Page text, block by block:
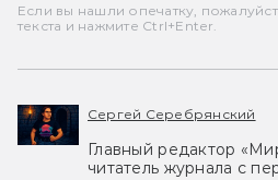
Если вы нашли опечатку,
текста и нажмите Ctrl+Enter.
Сергей Серебрянский
Главный редактор
читатель журнала с